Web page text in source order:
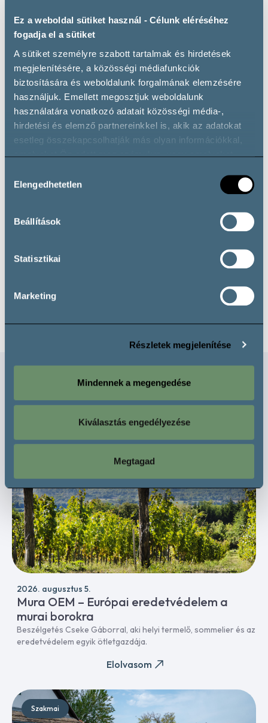
Ez a weboldal sütiket használ - Célunk eléréséhez
fogadja el a sütiket
A sütiket személyre szabott tartalmak és hirdetések
megjelenítésére, a közösségi médiafunkciók
biztosítására és weboldalunk forgalmának elemzésére
használjuk. Emellett megosztjuk weboldalunk
használatára vonatkozó adatait közösségi média-,
hirdetési és elemző partnereinkkel is, akik az adatokat
esetleg összekapcsolhatják más olyan információkkal,
amelyeket Ön adott meg számukra, vagy amelyeket
során.
kiválasztása
Elengedhetetlen
Beállítások
Statisztikai
Marketing
Részletek megjelenítése
Mindennek a megengedése
Kiválasztás engedélyezése
Megtagad
Bár a DIWE és az Asia Wine Trophy sikeresen lezárult, a
magyar borok népszerűsítő kampánya Dél-Koreában
tovább folytatódik. Az elkövetkezendő hónapokban
szakmai borkóstolók és rendezvények révén még több
lehetőség nyílik arra, hogy a koreai piac képviselői
közelebbről is megismerkedjenek a magyar borokkal,
erősítve ezzel Magyarország borainak pozícióját és
ismertségét az ázsiai országban.
Olvasd el ezeket is!
Szakmai
2026. augusztus 5.
Mura OEM – Európai eredetvédelem a
murai borokra
Beszélgetés Cseke Gáborral, aki helyi termelő, sommelier és az
eredetvédelem egyik ötletgazdája.
Elolvasom
Szakmai